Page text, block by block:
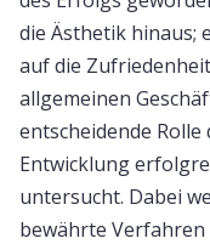
die Ästhetik hinaus;
auf die
allgemeinen
entscheidende
Entwicklung
untersucht. Dabei
bewährte